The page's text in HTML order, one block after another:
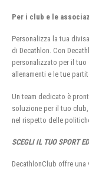
Per i club e le
Personalizza la tua
di Decathlon. Con
personalizzato per il tuo
allenamenti e le tue
Un team dedicato è
soluzione per il tuo
nel rispetto delle
SCEGLI IL TUO SPORT
DecathlonClub offre